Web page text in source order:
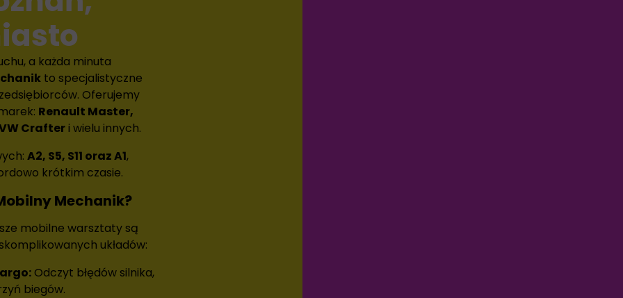
a każda minuta
to specjalistyczne
Oferujemy
Renault Master,
Crafteri wielu innych.
A2, S5, S11 oraz A1,
krótkim czasie.
Mechanik?
mobilne warsztaty są
układów:
Odczyt błędów silnika,
biegów.